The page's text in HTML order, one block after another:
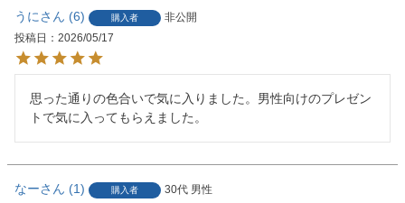
うに 6 購入者
非公開
投稿日
2026/05/17
思った通りの色合いで気に入りました。男性向けのプレゼン
トで気に入ってもらえました。
なー 1 購入者 30代 男性